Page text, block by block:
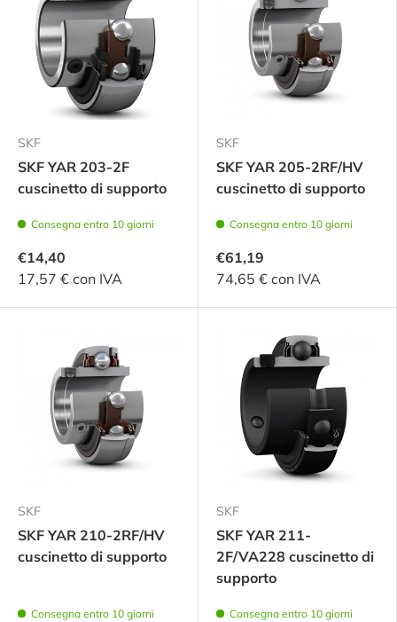
SKF
SKF YAR 203-2F
cuscinetto di supporto
Consegna entro 10 giorni
€14,40
17,57 € con IVA
SKF
SKF YAR 205-2RF/HV
cuscinetto di supporto
Consegna entro 10 giorni
€61,19
74,65 € con IVA
SKF
SKF YAR 210-2RF/HV
cuscinetto di supporto
Consegna entro 10 giorni
SKF
SKF YAR 211-
2F/VA228 cuscinetto di
supporto
Consegna entro 10 giorni